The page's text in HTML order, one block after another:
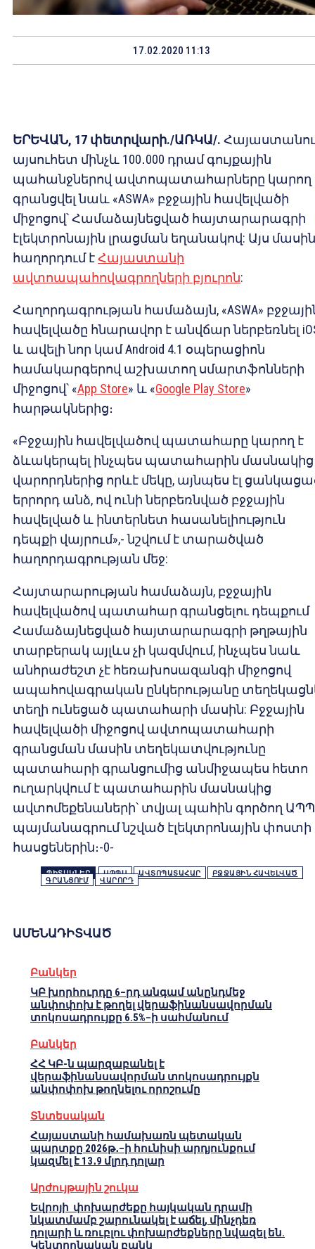
17.02.2020 11:13
ԵՐԵՎԱՆ, 17 փետրվարի./ԱՌԿԱ/.
այսուհետ մինչև 100․000 դրամ գույքային
պահանջներով ավտոպատահարները կարող
գրանցվել նաև «ASWA» բջջային հավելվածի
միջոցով՝ Համաձայնեցված հայտարարագրի
էլեկտրոնային լրացման եղանակով: Այս մասին
հաղորդում էՀայաստանի
ավտոապահովագրողների բյուրոն:
Հաղորդագրության համաձայն, «ASWA»
հավելվածը հնարավոր է անվճար ներբեռնել
և ավելի նոր կամ Android 4.1 օպերացիոն
համակարգերով աշխատող սմարտֆոնների
միջոցով՝ «App Store» և «Google Play Store»
հարթակներից։
«Բջջային հավելվածով պատահարը կարող է
ձևակերպել ինչպես պատահարին մասնակից
վարորդներից որևէ մեկը, այնպես էլ
երրորդ անձ, ով ունի ներբեռնված բջջային
հավելված և ինտերնետ հասանելիություն
դեպքի վայրում»,- նշվում է տարածված
հաղորդագրության մեջ:
Հայտարարության համաձայն, բջջային
հավելվածով պատահար գրանցելու դեպքում
Համաձայնեցված հայտարարագրի թղթային
տարբերակ այլևս չի կազմվում, ինչպես նաև
անհրաժեշտ չէ հեռախոսազանգի միջոցով
ապահովագրական ընկերությանը
տեղի ունեցած պատահարի մասին: Բջջային
հավելվածի միջոցով ավտոպատահարի
գրանցման մասին տեղեկատվությունը
պատահարի գրանցումից անմիջապես հետո
ուղարկվում է պատահարին մասնակից
ավտոմեքենաների՝ տվյալ պահին գործող
պայմանագրում նշված էլեկտրոնային փոստի
հասցեներին։-0-
ՊԻՏԱԿՆԵՐ ԱՊՊԱ ԱՎՏՈՊԱՏԱՀԱՐ
ԲՋՋԱՅԻՆ ՀԱՎԵԼՎԱԾ
ԳՐԱՆՑՈՒՄ
ՎԱՐՈՐԴ
ԱՄԵՆԱԴԻՏՎԱԾ
Բանկեր
ԿԲ խորհուրդը 6–րդ անգամ անընդմեջ
անփոփոխ է թողել վերաֆինանսավորման
տոկոսադրույքը 6.5%–ի սահմանում
Բանկեր
ՀՀ ԿԲ-ն պարզաբանել է
վերաֆինանսավորման տոկոսադրույքն
անփոփոխ թողնելու որոշումը
Տնտեսական
Հայաստանի համախառն պետական
պարտքը 2026թ․–ի հունիսի արդյունքում
կազմել է 13․9 մլրդ դոլար
Արժույթային շուկա
Եվրոյի փոխարժեքը հայկական դրամի
նկատմամբ շարունակել է աճել, մինչդեռ
դոլարի և ռուբլու փոխարժեքները նվազել են.
Կենտրոնական բանկ